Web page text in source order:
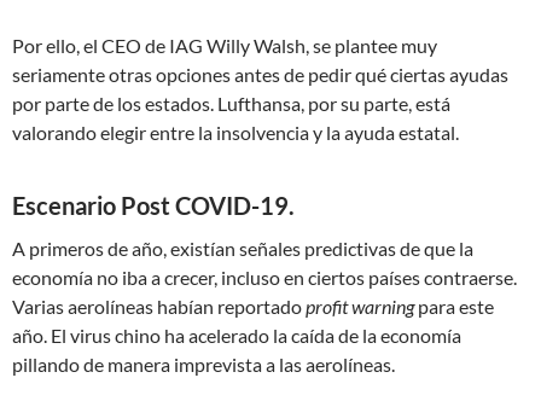
Por ello, el CEO de IAG Willy Walsh, se plantee muy
seriamente otras opciones antes de pedir qué ciertas ayudas
por parte de los estados. Lufthansa, por su parte, está
valorando elegir entre la insolvencia y la ayuda estatal.
Escenario Post COVID-19.
A primeros de año, existían señales predictivas de que la
economía no iba a crecer, incluso en ciertos países contraerse.
Varias aerolíneas habían reportadoprofit warningpara este
año. El virus chino ha acelerado la caída de la economía
pillando de manera imprevista a las aerolíneas.